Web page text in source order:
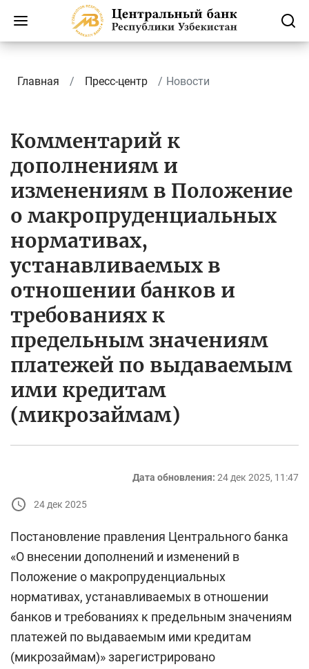
Главная Пресс-центр Новости
Комментарий к
дополнениям и
изменениям в Положение
о макропруденциальных
нормативах,
устанавливаемых в
отношении банков и
требованиях к
предельным значениям
платежей по выдаваемым
ими кредитам
(микрозаймам)
Дата обновления: 24 дек 2025, 11:47
24 дек 2025
Постановление правления Центрального банка
«О внесении дополнений и изменений в
Положение о макропруденциальных
нормативах, устанавливаемых в отношении
банков и требованиях к предельным значениям
платежей по выдаваемым ими кредитам
(микрозаймам)» зарегистрировано